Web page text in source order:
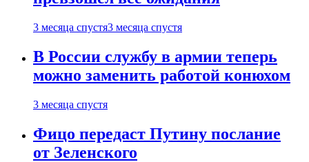
3 месяца спустя3 месяца спустя
В России службу в армии теперь
можно заменить работой конюхом
3 месяца спустя
Фицо передаст Путину послание
от Зеленского